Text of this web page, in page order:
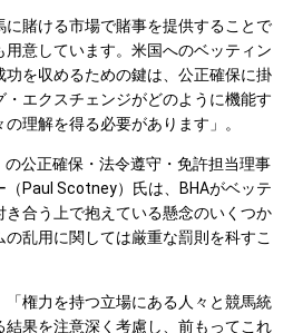
に賭ける市場で賭事を提供することで
意しています。米国へのベッティン
を収めるための鍵は、公正確保に掛
エクスチェンジがどのように機能す
理解を得る必要があります」。
公正確保・法令遵守・免許担当理事
Paul Scotney）氏は、BHAがベッテ
き合う上で抱えている懸念のいくつか
乱用に関しては厳重な罰則を科すこ
権力を持つ立場にある人々と競馬統
果を注意深く考慮し、前もってこれ